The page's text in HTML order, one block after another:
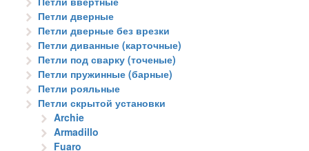
Петли дверные
Петли дверные без врезки
Петли диванные (карточные)
Петли под сварку (точеные)
Петли пружинные (барные)
Петли рояльные
Петли скрытой установки
Archie
Armadillo
Fuaro